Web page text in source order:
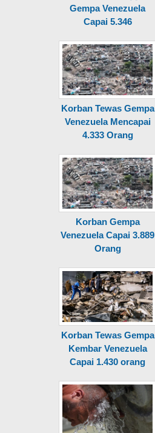
Gempa Venezuela
Capai 5.346
Korban Tewas Gempa
Venezuela Mencapai
4.333 Orang
Korban Gempa
Venezuela Capai 3.889
Orang
Korban Tewas Gempa
Kembar Venezuela
Capai 1.430 orang